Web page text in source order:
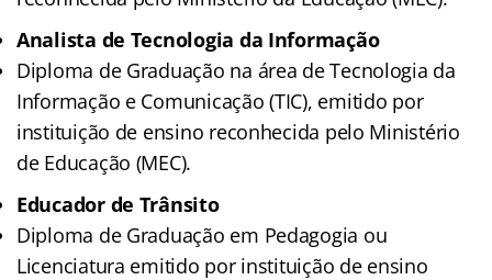
Analista de Tecnologia da Informação
Diploma de Graduação na área de Tecnologia da
Informação e Comunicação (TIC), emitido por
instituição de ensino reconhecida pelo Ministério
de Educação (MEC).
Educador de Trânsito
Diploma de Graduação em Pedagogia ou
Licenciatura emitido por instituição de ensino